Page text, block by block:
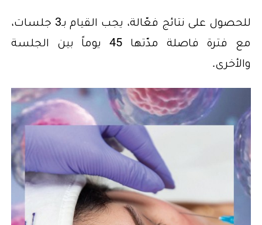
للحصول على نتائج فعّالة، يجب القيام بـ3 جلسات،
مع فترة فاصلة مدّتها 45 يوماً بين الجلسة
والأخرى.